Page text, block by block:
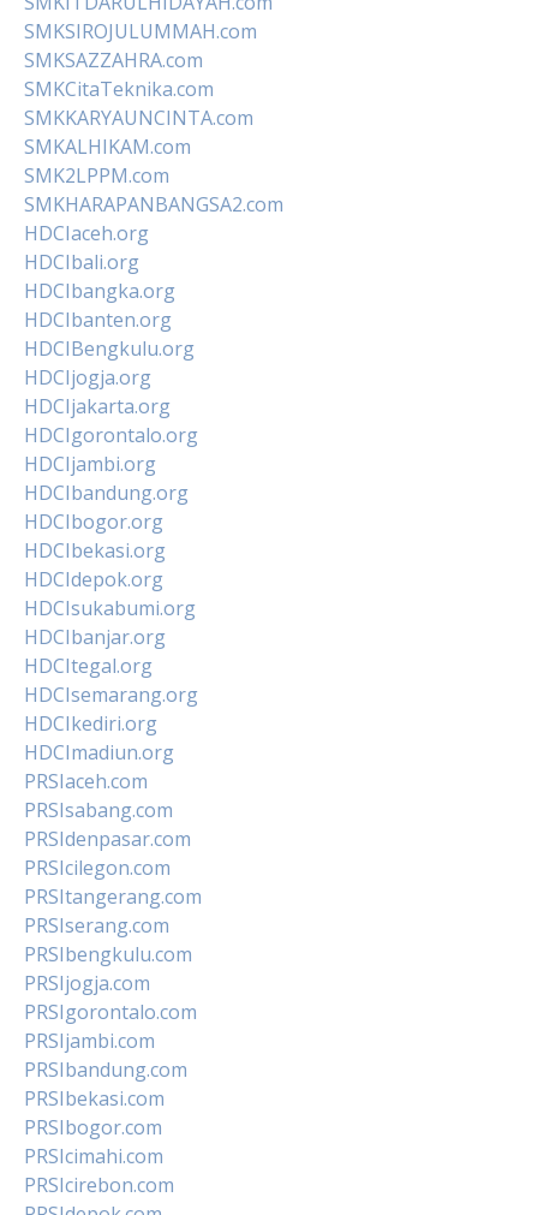
SMKSIROJULUMMAH.com
SMKSAZZAHRA.com
SMKCitaTeknika.com
SMKKARYAUNCINTA.com
SMKALHIKAM.com
SMK2LPPM.com
SMKHARAPANBANGSA2.com
HDCIaceh.org
HDCIbali.org
HDCIbangka.org
HDCIbanten.org
HDCIBengkulu.org
HDCIjogja.org
HDCIjakarta.org
HDCIgorontalo.org
HDCIjambi.org
HDCIbandung.org
HDCIbogor.org
HDCIbekasi.org
HDCIdepok.org
HDCIsukabumi.org
HDCIbanjar.org
HDCItegal.org
HDCIsemarang.org
HDCIkediri.org
HDCImadiun.org
PRSIaceh.com
PRSIsabang.com
PRSIdenpasar.com
PRSIcilegon.com
PRSItangerang.com
PRSIserang.com
PRSIbengkulu.com
PRSIjogja.com
PRSIgorontalo.com
PRSIjambi.com
PRSIbandung.com
PRSIbekasi.com
PRSIbogor.com
PRSIcimahi.com
PRSIcirebon.com